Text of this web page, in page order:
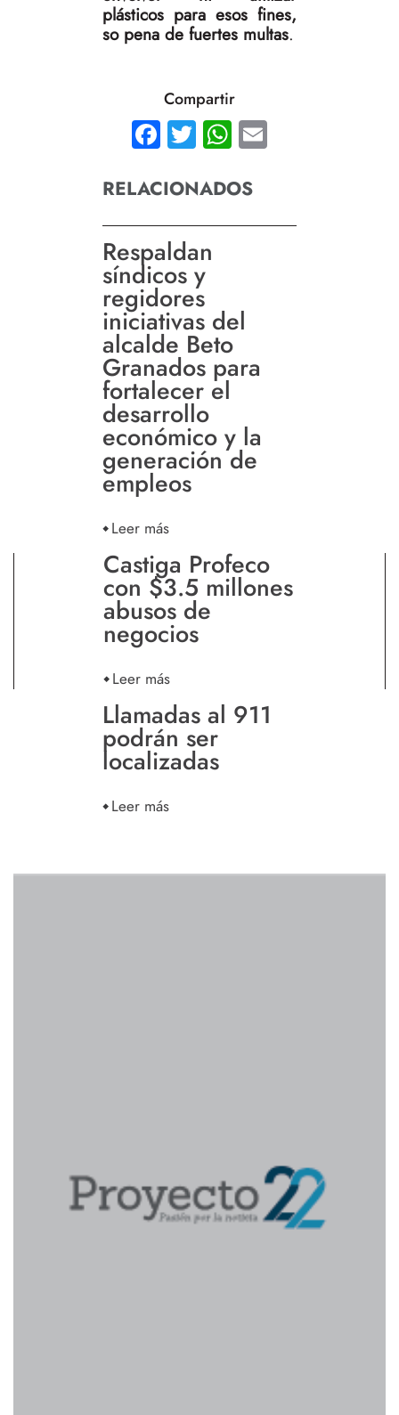
plásticos para esos fines,
so pena de fuertes multas.
Compartir
Facebook
TwitterWhatsApp
RELACIONADOS
Respaldan
síndicos y
regidores
iniciativas del
alcalde Beto
Granados para
fortalecer el
desarrollo
económico y la
generación de
empleos
Leer más
Castiga Profeco
con $3.5 millones
abusos de
negocios
Leer más
Llamadas al 911
podrán ser
localizadas
Leer más